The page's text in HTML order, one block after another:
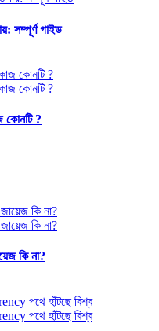
সম্পূর্ণ গাইড
কোনটি ?
কি না?